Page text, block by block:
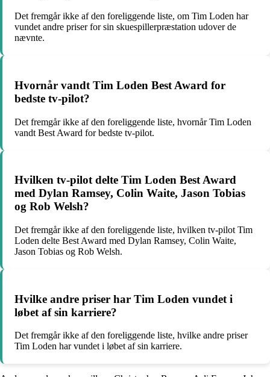
Det fremgår ikke af den foreliggende liste, om Tim Loden har
vundet andre priser for sin skuespillerpræstation udover de
nævnte.
Hvornår vandt Tim Loden Best Award for
bedste tv-pilot?
Det fremgår ikke af den foreliggende liste, hvornår Tim Loden
vandt Best Award for bedste tv-pilot.
Hvilken tv-pilot delte Tim Loden Best Award
med Dylan Ramsey, Colin Waite, Jason Tobias
og Rob Welsh?
Det fremgår ikke af den foreliggende liste, hvilken tv-pilot Tim
Loden delte Best Award med Dylan Ramsey, Colin Waite,
Jason Tobias og Rob Welsh.
Hvilke andre priser har Tim Loden vundet i
løbet af sin karriere?
Det fremgår ikke af den foreliggende liste, hvilke andre priser
Tim Loden har vundet i løbet af sin karriere.